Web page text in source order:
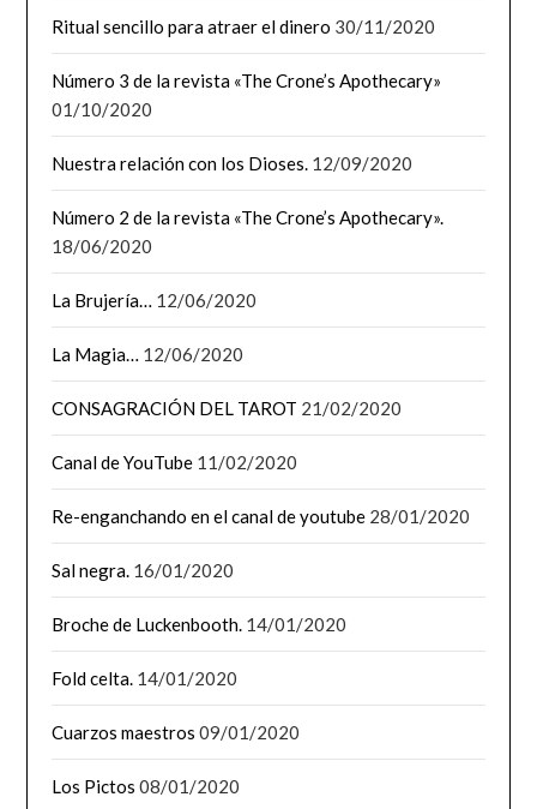
Ritual sencillo para atraer el dinero 30/11/2020
Número 3 de la revista «The Crone’s Apothecary»
01/10/2020
Nuestra relación con los Dioses. 12/09/2020
Número 2 de la revista «The Crone’s Apothecary».
18/06/2020
La Brujería… 12/06/2020
La Magia… 12/06/2020
CONSAGRACIÓN DEL TAROT 21/02/2020
Canal de YouTube 11/02/2020
Re-enganchando en el canal de youtube 28/01/2020
Sal negra. 16/01/2020
Broche de Luckenbooth. 14/01/2020
Fold celta. 14/01/2020
Cuarzos maestros 09/01/2020
Los Pictos 08/01/2020